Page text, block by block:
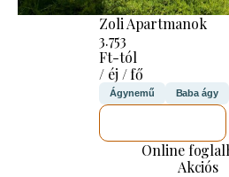
Zoli Apartmanok
3.753
Ft-tól
/ éj / fő
Ágynemű Baba ágy
Online
Akciós